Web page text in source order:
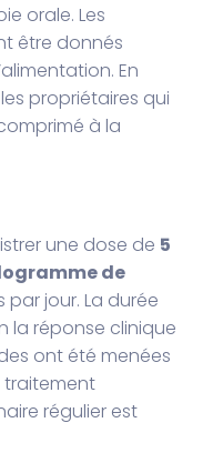
orale. Les
être donnés
En
propriétaires qui
à la
une dose de 5
de
par jour. La durée
la réponse clinique
ont été menées
traitement
régulier est